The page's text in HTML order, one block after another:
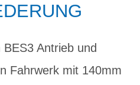
Antrieb und
Fahrwerk mit 140mm